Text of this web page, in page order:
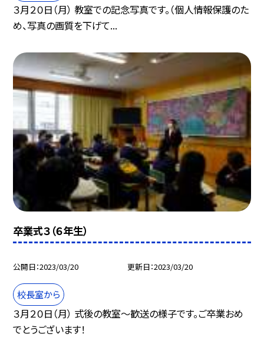
３月２０日（月） 教室での記念写真です。（個人情報保護のた
め、写真の画質を下げて...
卒業式３（６年生）
公開日 2023/03/20 更新日 2023/03/20
校長室から
３月２０日（月） 式後の教室〜歓送の様子です。ご卒業おめ
でとうございます！